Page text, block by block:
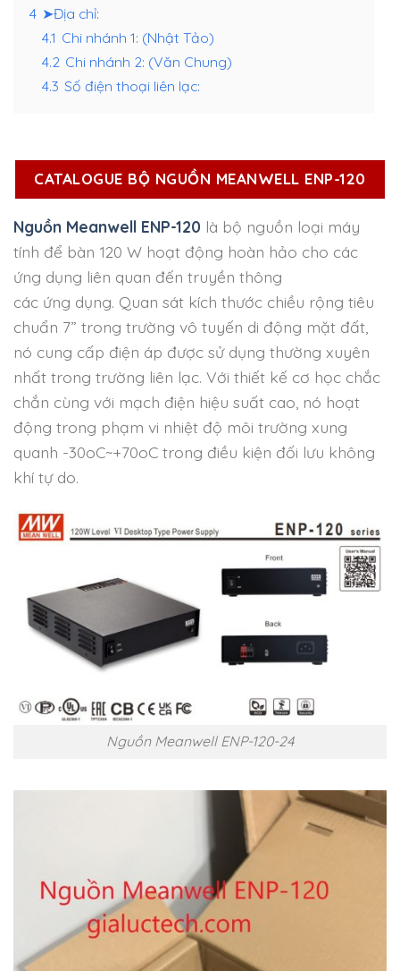
4 ➤Địa chỉ:
4.1 Chi nhánh 1: (Nhật Tảo)
4.2 Chi nhánh 2: (Văn Chung)
4.3 Số điện thoại liên lạc:
CATALOGUE BỘ NGUỒN MEANWELL ENP-120
Nguồn Meanwell ENP-120 là bộ nguồn loại máy
tính để bàn 120 W hoạt động hoàn hảo cho các
ứng dụng liên quan đến truyền thông
các ứng dụng. Quan sát kích thước chiều rộng tiêu
chuẩn 7” trong trường vô tuyến di động mặt đất,
nó cung cấp điện áp được sử dụng thường xuyên
nhất trong trường liên lạc. Với thiết kế cơ học chắc
chắn cùng với mạch điện hiệu suất cao, nó hoạt
động trong phạm vi nhiệt độ môi trường xung
quanh -30oC~+70oC trong điều kiện đối lưu không
khí tự do.
Nguồn Meanwell ENP-120-24